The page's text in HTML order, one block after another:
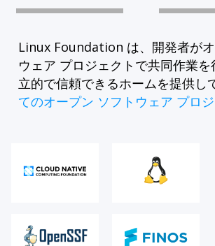
Linux Foundation は、開発者が
ウェア プロジェクトで共同作業
立的で信頼できるホームを提供し
てのオープン ソフトウェア プロ